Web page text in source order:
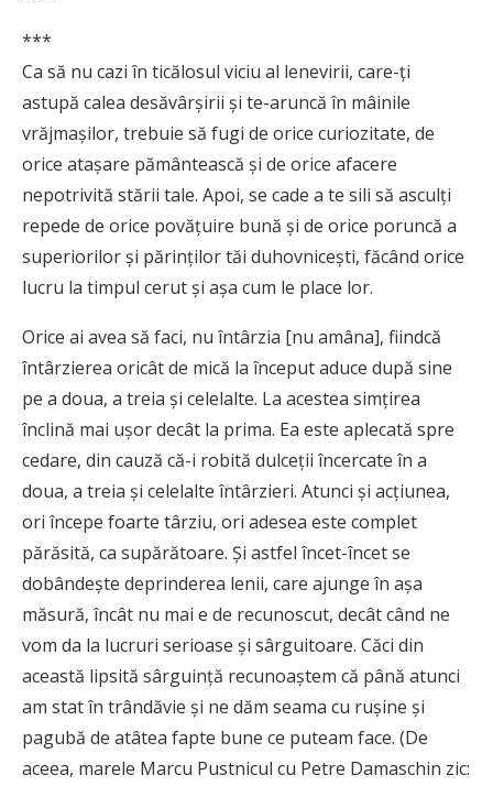
***
Ca să nu cazi în ticălosul viciu al lenevirii, care-ţi
astupă calea desăvârşirii şi te-aruncă în mâinile
vrăjmaşilor, trebuie să fugi de orice curiozitate, de
orice ataşare pământească şi de orice afacere
nepotrivită stării tale. Apoi, se cade a te sili să asculţi
repede de orice povăţuire bună şi de orice poruncă a
superiorilor şi părinţilor tăi duhovniceşti, făcând orice
lucru la timpul cerut şi aşa cum le place lor.
Orice ai avea să faci, nu întârzia [nu amâna], fiindcă
întârzierea oricât de mică la început aduce după sine
pe a doua, a treia şi celelalte. La acestea simţirea
înclină mai uşor decât la prima. Ea este aplecată spre
cedare, din cauză că-i robită dulceţii încercate în a
doua, a treia şi celelalte întârzieri. Atunci şi acţiunea,
ori începe foarte târziu, ori adesea este complet
părăsită, ca supărătoare. Şi astfel încet-încet se
dobândeşte deprinderea lenii, care ajunge în aşa
măsură, încât nu mai e de recunoscut, decât când ne
vom da la lucruri serioase şi sârguitoare. Căci din
această lipsită sârguinţă recunoaştem că până atunci
am stat în trândăvie şi ne dăm seama cu ruşine şi
pagubă de atâtea fapte bune ce puteam face. (De
aceea, marele Marcu Pustnicul cu Petre Damaschin zic: